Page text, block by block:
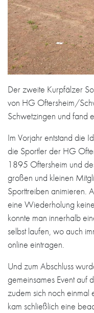
Der zweite Kurpfälzer
von HG Oftersheim/
Schwetzingen und fand
Im Vorjahr entstand die
die Sportler der HG
1895 Oftersheim und
großen und kleinen
Sporttreiben animieren.
eine Wiederholung
konnte man innerhalb
selbst laufen, wo auch
online eintragen.
Und zum Abschluss
gemeinsames Event auf
zudem sich noch
kam schließlich eine